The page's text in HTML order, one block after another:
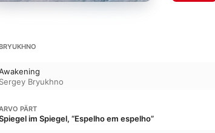
Sergey Bryukhno
PÄRT
im Spiegel, “Espelho em espelho”